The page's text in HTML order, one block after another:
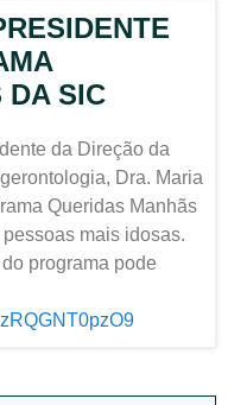
DA SIC
da Direção da
Dra. Maria
Queridas Manhãs
mais idosas.
programa pode